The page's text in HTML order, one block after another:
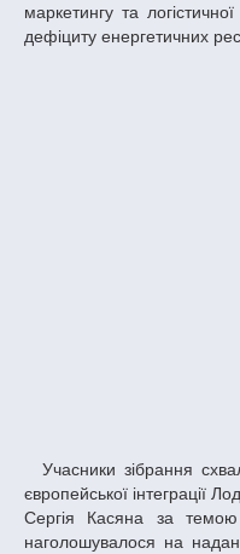
маркетингу та
дефіциту енергетичних
Учасники зібрання схвально оцінили презентацію результатів спільного наукового дослідження доцента кафедри світової економіки та
європейської інтеграції
Сергія Касяна за темою
наголошувалося на